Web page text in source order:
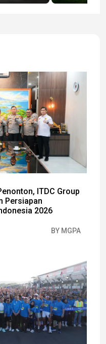
ITDC Group
Persiapan
2026
BY MGPA